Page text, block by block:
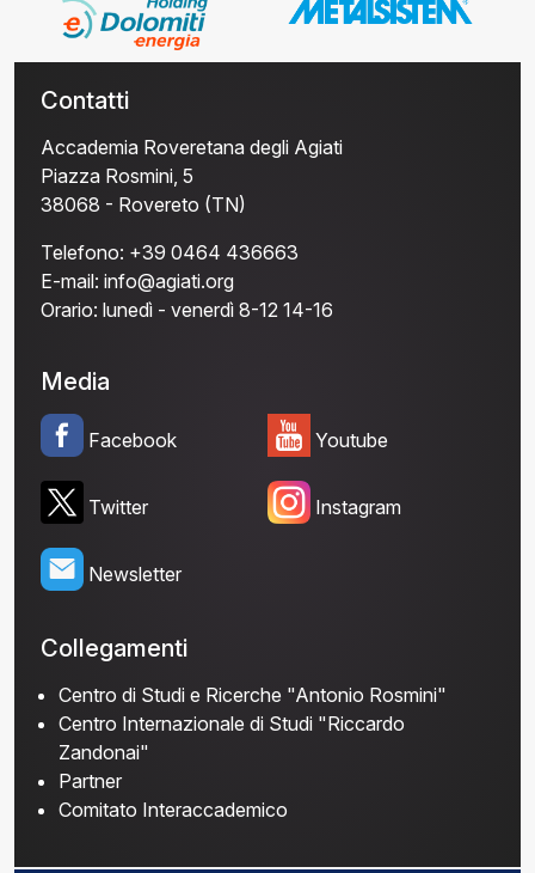
Contatti
Accademia Roveretana degli Agiati
Piazza Rosmini, 5
38068 - Rovereto (TN)
Telefono: +39 0464 436663
E-mail: info@agiati.org
Orario: lunedì - venerdì 8-12 14-16
Media
Facebook
Twitter
Newsletter
Youtube
Instagram
Collegamenti
Centro di Studi e Ricerche "Antonio Rosmini"
Centro Internazionale di Studi "Riccardo
Zandonai"
Partner
Comitato Interaccademico